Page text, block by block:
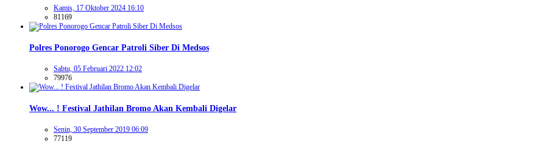
Kamis, 17 Oktober 2024 16:10
81169
Polres Ponorogo Gencar Patroli Siber Di Medsos
Sabtu, 05 Februari 2022 12:02
79976
Wow... ! Festival Jathilan Bromo Akan Kembali Digelar
Senin, 30 September 2019 06:09
77119